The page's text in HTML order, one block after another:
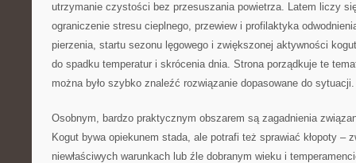
utrzymanie czystości bez przesuszania powietrza. Latem liczy
ograniczenie stresu cieplnego, przewiew i profilaktyka
pierzenia, startu sezonu lęgowego i zwiększonej aktywności
do spadku temperatur i skrócenia dnia. Strona porządkuje te
można było szybko znaleźć rozwiązanie dopasowane do sytuacji.
Osobnym, bardzo praktycznym obszarem są zagadnienia
Kogut bywa opiekunem stada, ale potrafi też sprawiać kłopoty –
niewłaściwych warunkach lub źle dobranym wieku i